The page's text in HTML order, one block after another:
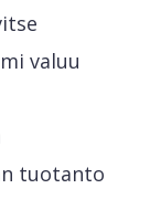
valuu
tuotanto